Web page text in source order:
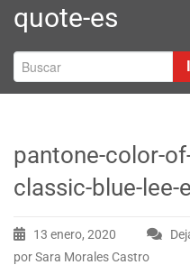
quote-es
pantone-color-
classic-blue-lee-
13 enero, 2020
por Sara Morales Castro